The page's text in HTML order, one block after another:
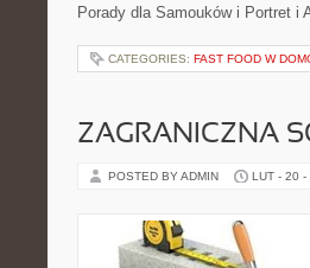
Porady dla Samouków i Portret
CATEGORIES: FAST FOOD W
ZAGRANICZNA
POSTED BY ADMIN LUT - 20 -